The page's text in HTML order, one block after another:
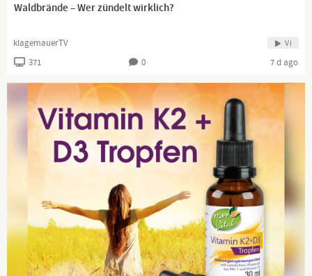
Waldbrände – Wer zündelt wirklich?
klagemauerTV Vi
371 0 7 d ago